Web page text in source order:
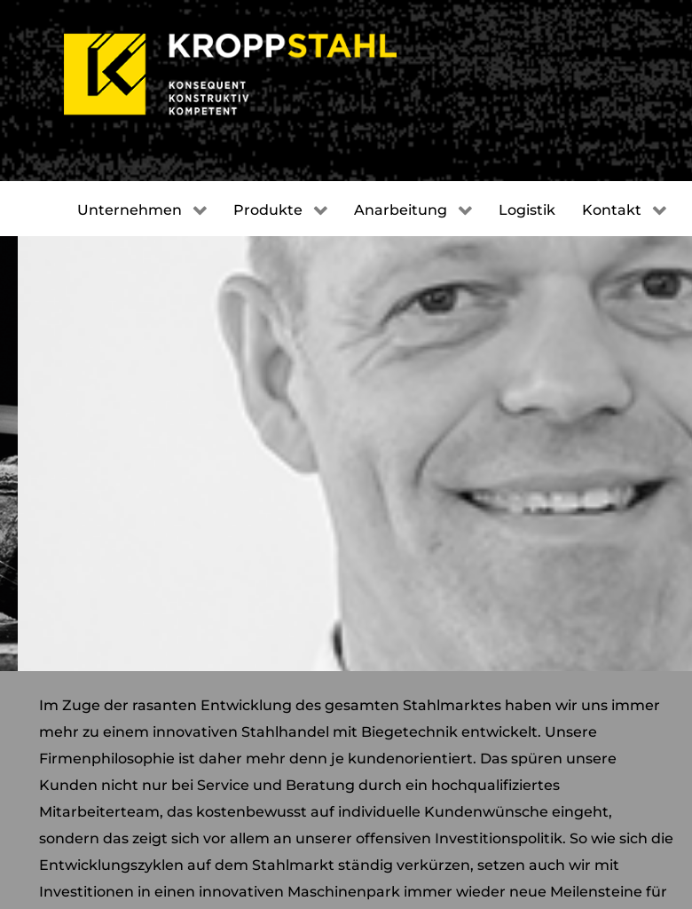
Unternehmen Produkte Anarbeitung Logistik Kontakt
Im Zuge der rasanten Entwicklung des gesamten Stahlmarktes haben wir uns immer
mehr zu einem innovativen Stahlhandel mit Biegetechnik entwickelt. Unsere
Firmenphilosophie ist daher mehr denn je kundenorientiert. Das spüren unsere
Kunden nicht nur bei Service und Beratung durch ein hochqualifiziertes
Mitarbeiterteam, das kostenbewusst auf individuelle Kundenwünsche eingeht,
sondern das zeigt sich vor allem an unserer offensiven Investitionspolitik. So wie sich die
Entwicklungszyklen auf dem Stahlmarkt ständig verkürzen, setzen auch wir mit
Investitionen in einen innovativen Maschinenpark immer wieder neue Meilensteine für